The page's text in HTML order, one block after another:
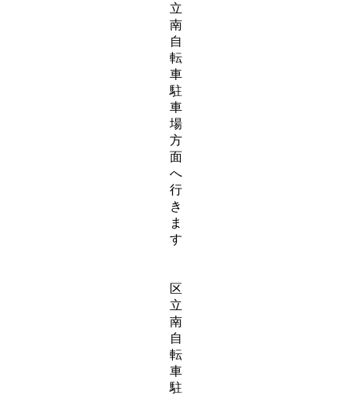
立
南
自
転
車
駐
車
場
方
面
へ
行
き
ま
す
区
立
南
自
転
車
駐